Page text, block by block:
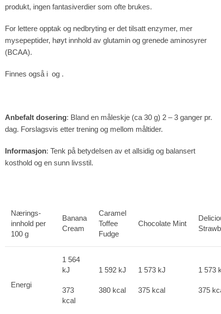
produkt, ingen fantasiverdier som ofte brukes.
For lettere opptak og nedbryting er det tilsatt enzymer, mer
mysepeptider, høyt innhold av glutamin og grenede aminosyrer
(BCAA).
Finnes også i og .
Anbefalt dosering: Bland en måleskje (ca 30 g) 2 – 3 ganger pr.
dag. Forslagsvis etter trening og mellom måltider.
Informasjon: Tenk på betydelsen av et allsidig og balansert
kosthold og en sunn livsstil.
Nærings-
innhold per
100 g
Banana
Cream
Caramel
Toffee
Fudge
Chocolate Mint
Energi
1 564
kJ
373
kcal
1 592 kJ
380 kcal
1 573 kJ
375 kcal
1 573
375